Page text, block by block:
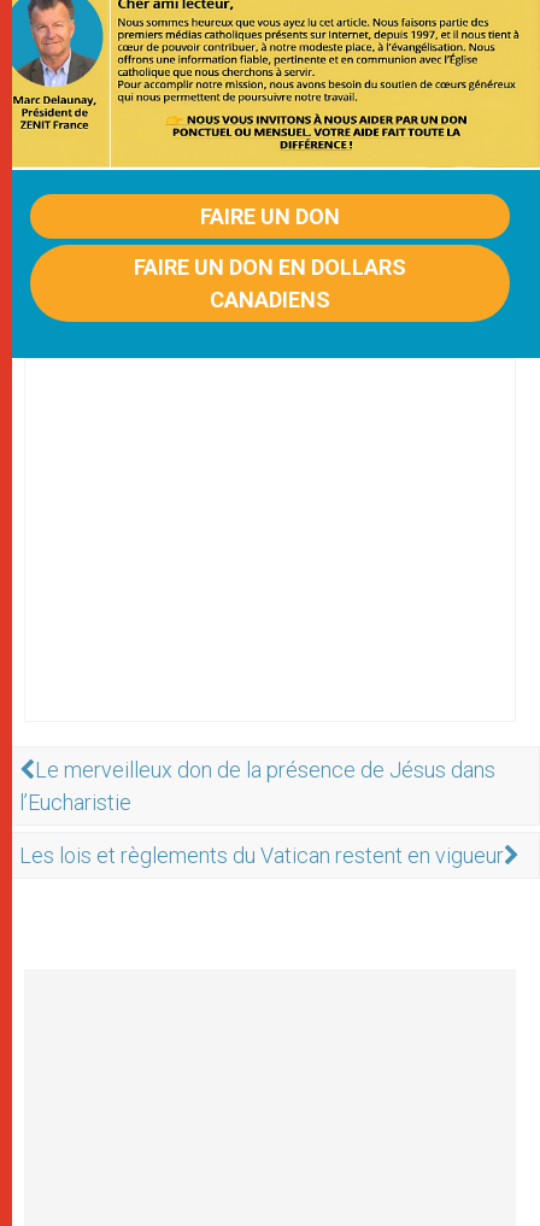
FAIRE UN DON
FAIRE UN DON EN DOLLARS
CANADIENS
Le merveilleux don de la présence de Jésus dans
l’Eucharistie
Les lois et règlements du Vatican restent en vigueur